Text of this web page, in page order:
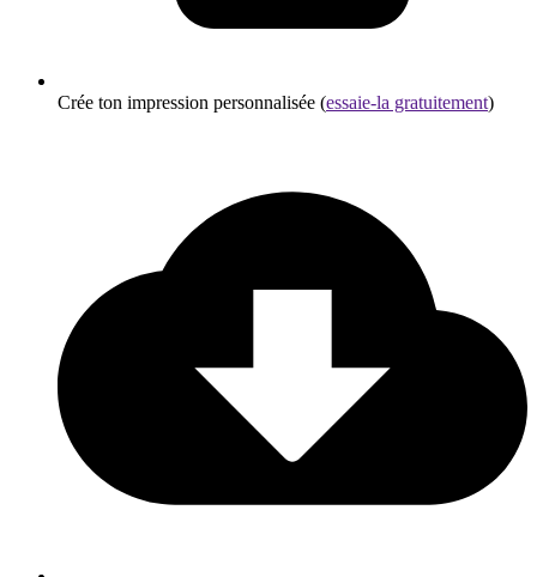
Crée ton impression personnalisée (essaie-la gratuitement)